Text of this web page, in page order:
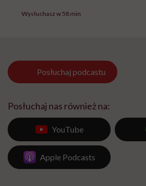
Wysłuchasz w 58 min
Posłuchaj podcastu
Posłuchaj nas również na:
YouTube
Apple Podcasts